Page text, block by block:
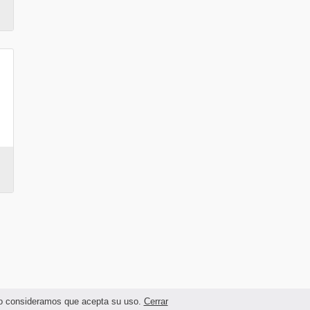
consideramos que acepta su uso. Cerrar